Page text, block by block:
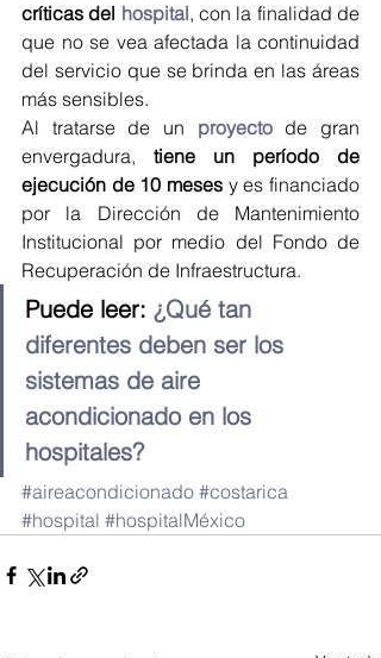
críticas del hospital, con la finalidad de
que no se vea afectada la continuidad
del servicio que se brinda en las áreas
más sensibles.
Al tratarse de un proyecto de gran
envergadura, tiene un período de
ejecución de 10 meses y es financiado
por la Dirección de Mantenimiento
Institucional por medio del Fondo de
Recuperación de Infraestructura.
Puede leer: ¿Qué tan
diferentes deben ser los
sistemas de aire
acondicionado en los
hospitales?
#aireacondicionado #costarica
#hospital #hospitalMéxico